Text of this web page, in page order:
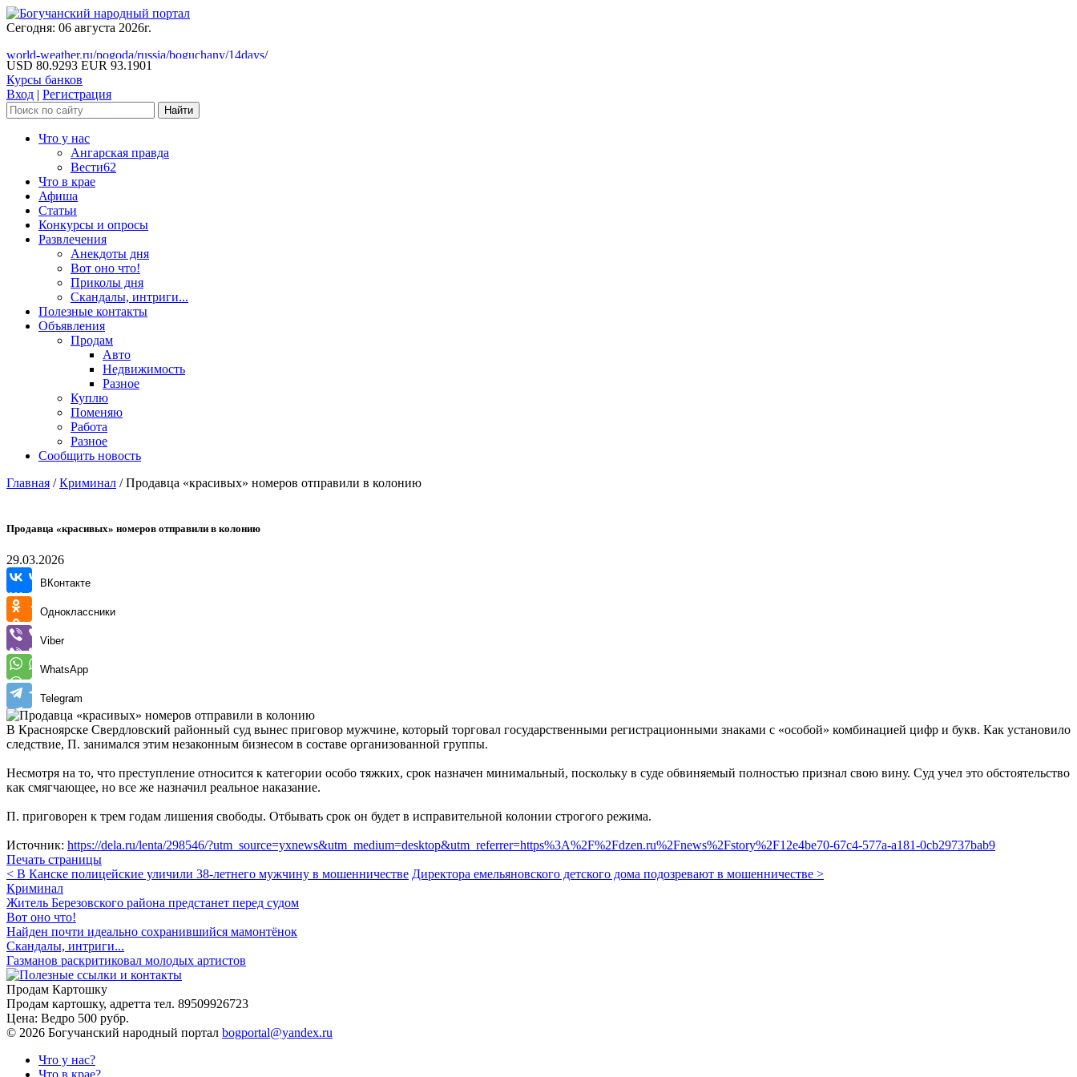
Сегодня: 06 августа 2026г.
world-weather.ru/pogoda/russia/boguchany/14days/
USD 80.9293 EUR 93.1901
Курсы банков
Вход | Регистрация
Что у нас
Ангарская правда
Вести62
Что в крае
Афиша
Статьи
Конкурсы и опросы
Развлечения
Анекдоты дня
Вот оно что!
Приколы дня
Скандалы, интриги...
Полезные контакты
Объявления
Продам
Авто
Недвижимость
Разное
Куплю
Поменяю
Работа
Разное
Сообщить новость
Главная /Криминал /Продавца «красивых» номеров отправили в колонию
Продавца «красивых» номеров отправили в колонию
29.03.2026
ВКонтакте
Одноклассники
Viber
WhatsApp
Telegram
В Красноярске Свердловский районный суд вынес приговор мужчине, который торговал государственными регистрационными знаками с «особой» комбинацией цифр и букв. Как установило
следствие, П. занимался этим незаконным бизнесом в составе организованной группы.
Несмотря на то, что преступление относится к категории особо тяжких, срок назначен минимальный, поскольку в суде обвиняемый полностью признал свою вину. Суд учел это обстоятельство
как смягчающее, но все же назначил реальное наказание.
П. приговорен к трем годам лишения свободы. Отбывать срок он будет в исправительной колонии строгого режима.
Источник: https://dela.ru/lenta/298546/?utm_source=yxnews&utm_medium=desktop&utm_referrer=https%3A%2F%2Fdzen.ru%2Fnews%2Fstory%2F12e4be70-67c4-577a-a181-0cb29737bab9
Печать страницы
< В Канске полицейские уличили 38-летнего мужчину в мошенничестве Директора емельяновского детского дома подозревают в мошенничестве >
Криминал
Житель Березовского района предстанет перед судом
Вот оно что!
Найден почти идеально сохранившийся мамонтёнок
Скандалы, интриги...
Газманов раскритиковал молодых артистов
Продам Картошку
Продам картошку, адретта тел. 89509926723
Цена: Ведро 500 рубр.
© 2026 Богучанский народный портал bogportal@yandex.ru
Что у нас?